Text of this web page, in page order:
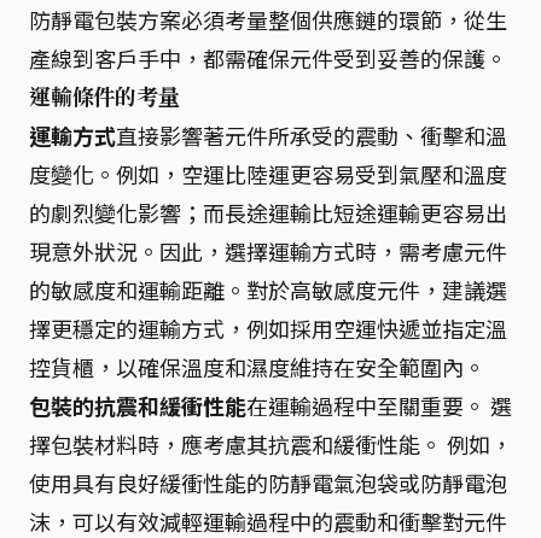
防靜電包裝方案必須考量整個供應鏈的環節，從生
產線到客戶手中，都需確保元件受到妥善的保護。
運輸條件的考量
運輸方式直接影響著元件所承受的震動、衝擊和溫
度變化。例如，空運比陸運更容易受到氣壓和溫度
的劇烈變化影響；而長途運輸比短途運輸更容易出
現意外狀況。因此，選擇運輸方式時，需考慮元件
的敏感度和運輸距離。對於高敏感度元件，建議選
擇更穩定的運輸方式，例如採用空運快遞並指定溫
控貨櫃，以確保溫度和濕度維持在安全範圍內。
包裝的抗震和緩衝性能在運輸過程中至關重要。 選
擇包裝材料時，應考慮其抗震和緩衝性能。 例如，
使用具有良好緩衝性能的防靜電氣泡袋或防靜電泡
沫，可以有效減輕運輸過程中的震動和衝擊對元件